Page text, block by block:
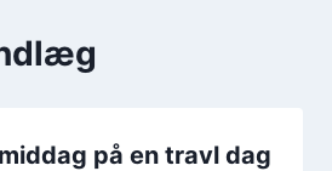
på en travl dag